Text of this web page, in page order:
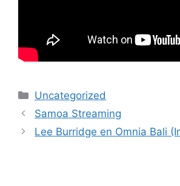
Uncategorized
Samoa Streaming
Lee Burridge en Omnia Bali